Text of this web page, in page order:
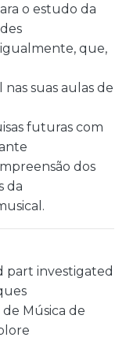
o estudo da
igualmente, que,
suas aulas de
futuras com
dos
da
part investigated
Música de